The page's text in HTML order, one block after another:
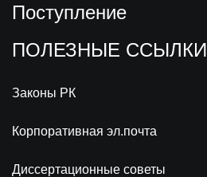
Поступление
ПОЛЕЗНЫЕ ССЫЛКИ
Законы РК
Корпоративная эл.почта
Диссертационные советы